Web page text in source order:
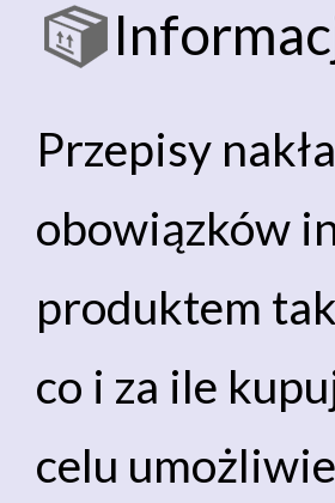
Przepisy
obowiązków
produktem
co i za ile
celu